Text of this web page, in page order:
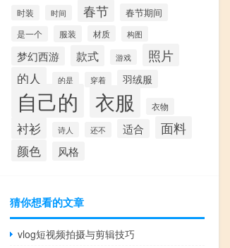
时装 时间 春节 春节期间
是一个 服装 材质 构图
梦幻西游 款式 游戏 照片
的人 的是 穿着 羽绒服
自己的 衣服 衣物
衬衫 诗人 还不 适合 面料
颜色 风格
猜你想看的文章
vlog短视频拍摄与剪辑技巧